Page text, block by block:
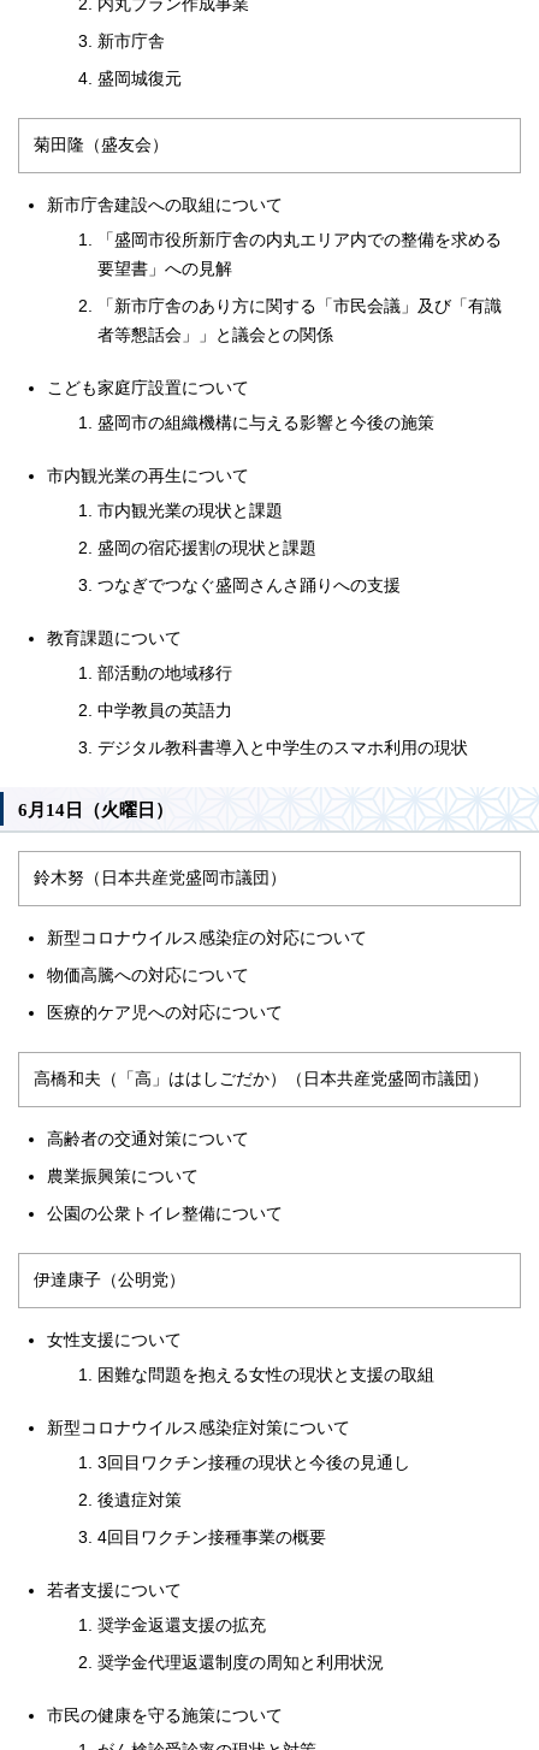
内丸プラン作成事業
新市庁舎
盛岡城復元
菊田隆（盛友会）
新市庁舎建設への取組について
「盛岡市役所新庁舎の内丸エリア内での整備を求める
要望書」への見解
「新市庁舎のあり方に関する「市民会議」及び「有識
者等懇話会」」と議会との関係
こども家庭庁設置について
盛岡市の組織機構に与える影響と今後の施策
市内観光業の再生について
市内観光業の現状と課題
盛岡の宿応援割の現状と課題
つなぎでつなぐ盛岡さんさ踊りへの支援
教育課題について
部活動の地域移行
中学教員の英語力
デジタル教科書導入と中学生のスマホ利用の現状
6月14日（火曜日）
鈴木努（日本共産党盛岡市議団）
新型コロナウイルス感染症の対応について
物価高騰への対応について
医療的ケア児への対応について
高橋和夫（「高」ははしごだか）（日本共産党盛岡市議団）
高齢者の交通対策について
農業振興策について
公園の公衆トイレ整備について
伊達康子（公明党）
女性支援について
困難な問題を抱える女性の現状と支援の取組
新型コロナウイルス感染症対策について
3回目ワクチン接種の現状と今後の見通し
後遺症対策
4回目ワクチン接種事業の概要
若者支援について
奨学金返還支援の拡充
奨学金代理返還制度の周知と利用状況
市民の健康を守る施策について